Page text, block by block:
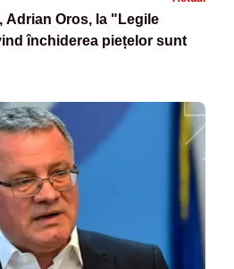
Adrian Oros, la "Legile
închiderea piețelor sunt